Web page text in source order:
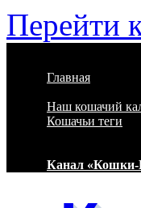
Перейти
Главная
Наш кошачий
Кошачьи теги
Канал «Кошки-